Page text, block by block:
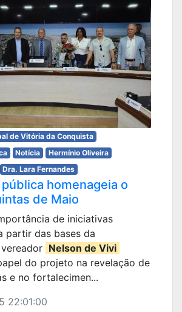
de Vitória da Conquista
Notícia
Hermínio Oliveira
Dra. Lara Fernandes
homenageia o
de Maio
de iniciativas
partir das bases da
Nelson de Vivi
do projeto na revelação de
e no fortalecimen...
22:01:00